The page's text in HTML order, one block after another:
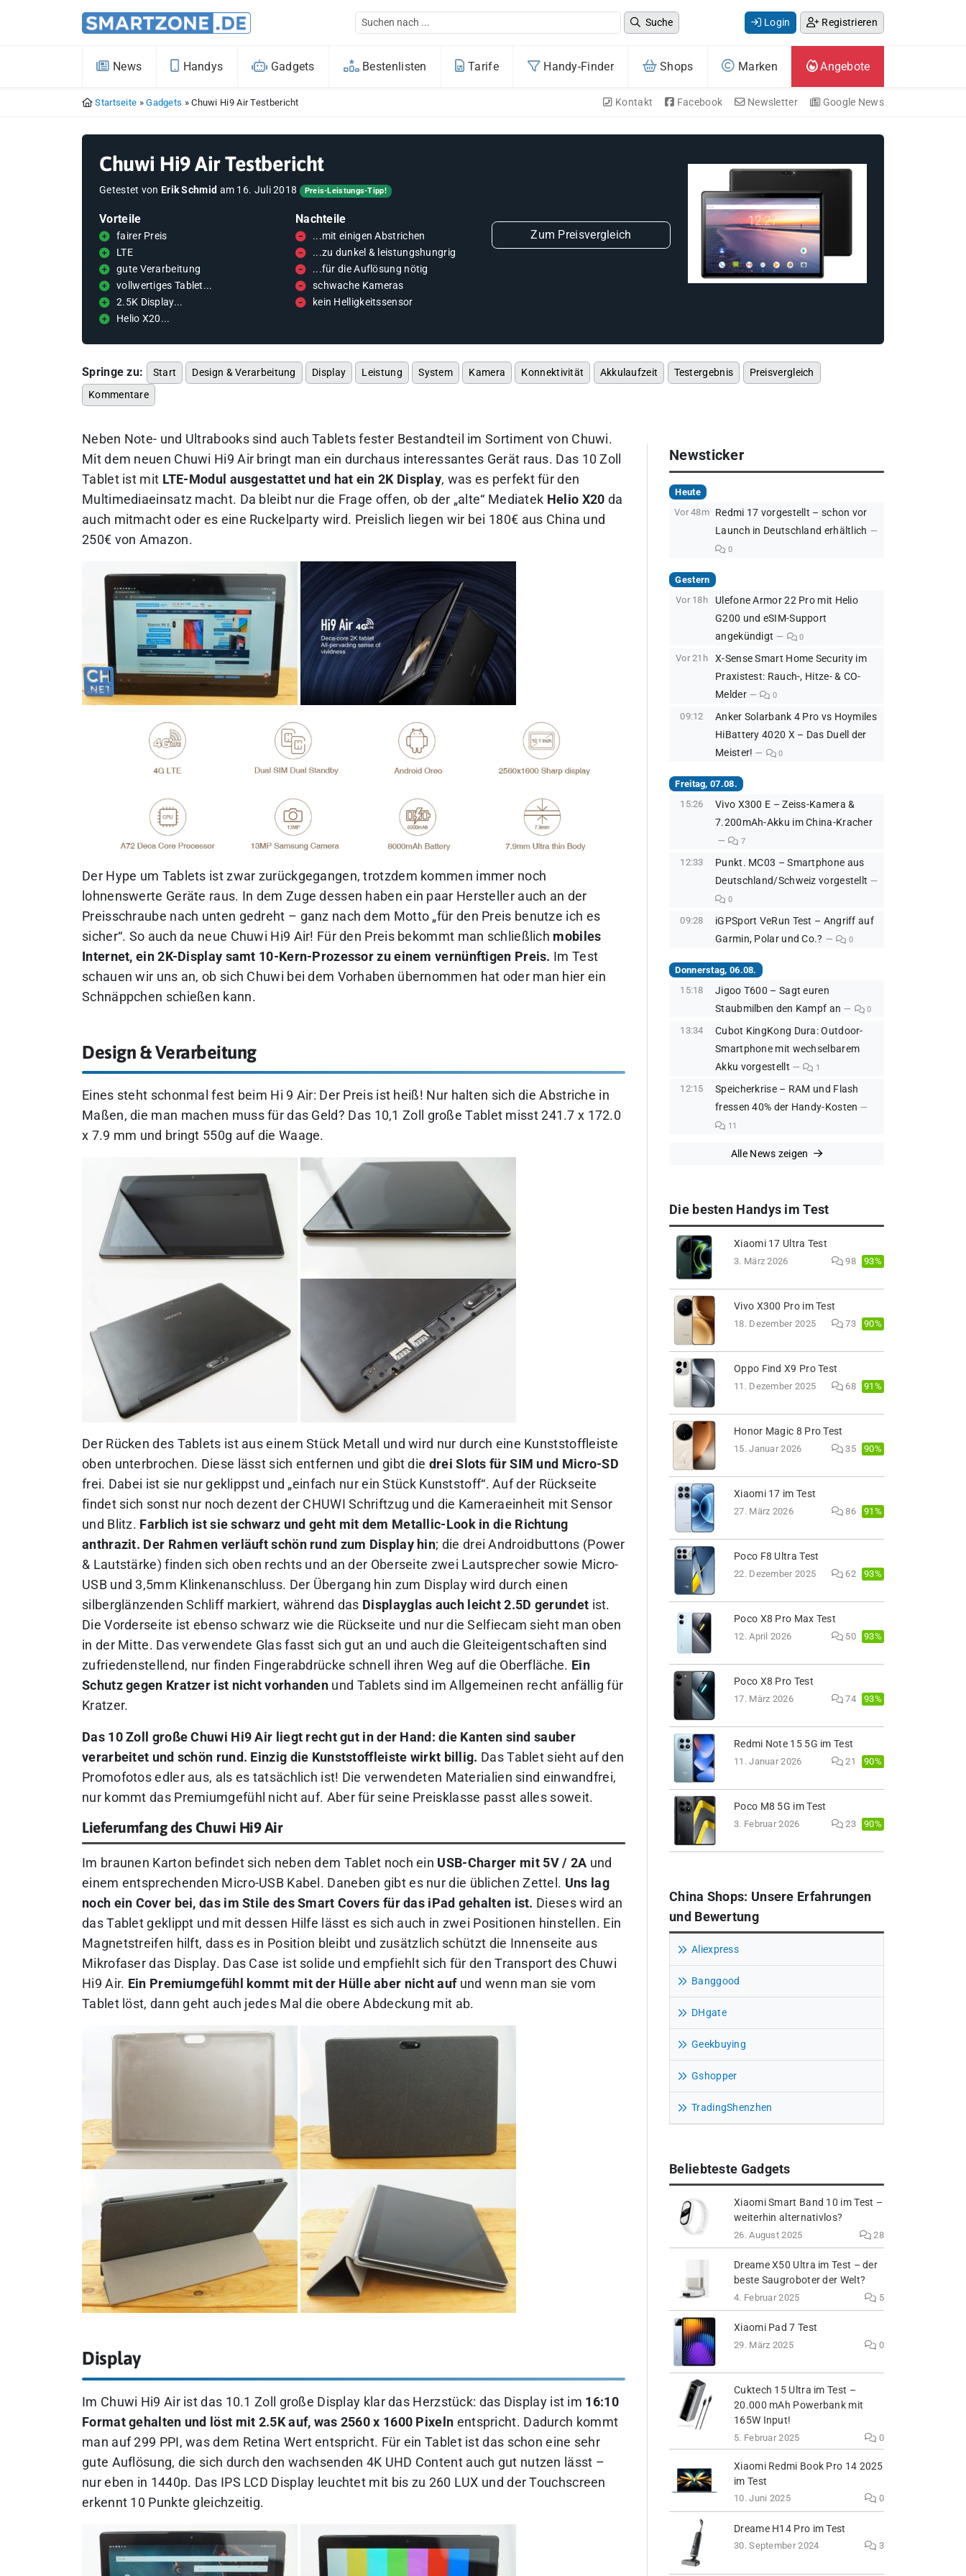
Suche Login Registrieren
News Handys Gadgets Bestenlisten Tarife Handy-Finder Shops Marken Angebote
Startseite »Gadgets »Chuwi Hi9 Air Testbericht Kontakt Facebook Newsletter Google News
Chuwi Hi9 Air Testbericht
Getestet von Erik Schmid am 16. Juli 2018 Preis-Leistungs-Tipp!
Vorteile
fairer Preis
LTE
gute Verarbeitung
vollwertiges Tablet...
2.5K Display...
Helio X20...
Nachteile
...mit einigen Abstrichen
...zu dunkel & leistungshungrig
...für die Auflösung nötig
schwache Kameras
kein Helligkeitssensor
Zum Preisvergleich
Springe zu: Start Design & Verarbeitung Display Leistung System Kamera Konnektivität Akkulaufzeit Testergebnis
Preisvergleich
Kommentare
Neben Note- und Ultrabooks sind auch Tablets fester Bestandteil im Sortiment von Chuwi.
Mit dem neuen Chuwi Hi9 Air bringt man ein durchaus interessantes Gerät raus. Das 10 Zoll
Tablet ist mit LTE-Modul ausgestattet und hat ein 2K Display, was es perfekt für den
Multimediaeinsatz macht. Da bleibt nur die Frage offen, ob der „alte“ Mediatek Helio X20 da
auch mitmacht oder es eine Ruckelparty wird. Preislich liegen wir bei 180€ aus China und
250€ von Amazon.
Der Hype um Tablets ist zwar zurückgegangen, trotzdem kommen immer noch
lohnenswerte Geräte raus. In dem Zuge dessen haben ein paar Hersteller auch an der
Preisschraube nach unten gedreht – ganz nach dem Motto „für den Preis benutze ich es
sicher“. So auch da neue Chuwi Hi9 Air! Für den Preis bekommt man schließlich mobiles
Internet, ein 2K-Display samt 10-Kern-Prozessor zu einem vernünftigen Preis. Im Test
schauen wir uns an, ob sich Chuwi bei dem Vorhaben übernommen hat oder man hier ein
Schnäppchen schießen kann.
Design & Verarbeitung
Eines steht schonmal fest beim Hi 9 Air: Der Preis ist heiß! Nur halten sich die Abstriche in
Maßen, die man machen muss für das Geld? Das 10,1 Zoll große Tablet misst 241.7 x 172.0
x 7.9 mm und bringt 550g auf die Waage.
Der Rücken des Tablets ist aus einem Stück Metall und wird nur durch eine Kunststoffleiste
oben unterbrochen. Diese lässt sich entfernen und gibt die drei Slots für SIM und Micro-SD
frei. Dabei ist sie nur geklippst und „einfach nur ein Stück Kunststoff“. Auf der Rückseite
findet sich sonst nur noch dezent der CHUWI Schriftzug und die Kameraeinheit mit Sensor
und Blitz. Farblich ist sie schwarz und geht mit dem Metallic-Look in die Richtung
anthrazit. Der Rahmen verläuft schön rund zum Display hin; die drei Androidbuttons (Power
& Lautstärke) finden sich oben rechts und an der Oberseite zwei Lautsprecher sowie Micro-
USB und 3,5mm Klinkenanschluss. Der Übergang hin zum Display wird durch einen
silberglänzenden Schliff markiert, während das Displayglas auch leicht 2.5D gerundet ist.
Die Vorderseite ist ebenso schwarz wie die Rückseite und nur die Selfiecam sieht man oben
in der Mitte. Das verwendete Glas fasst sich gut an und auch die Gleiteigentschaften sind
zufriedenstellend, nur finden Fingerabdrücke schnell ihren Weg auf die Oberfläche. Ein
Schutz gegen Kratzer ist nicht vorhanden und Tablets sind im Allgemeinen recht anfällig für
Kratzer.
Das 10 Zoll große Chuwi Hi9 Air liegt recht gut in der Hand: die Kanten sind sauber
verarbeitet und schön rund. Einzig die Kunststoffleiste wirkt billig. Das Tablet sieht auf den
Promofotos edler aus, als es tatsächlich ist! Die verwendeten Materialien sind einwandfrei,
nur kommt das Premiumgefühl nicht auf. Aber für seine Preisklasse passt alles soweit.
Lieferumfang des Chuwi Hi9 Air
Im braunen Karton befindet sich neben dem Tablet noch ein USB-Charger mit 5V / 2A und
einem entsprechenden Micro-USB Kabel. Daneben gibt es nur die üblichen Zettel. Uns lag
noch ein Cover bei, das im Stile des Smart Covers für das iPad gehalten ist. Dieses wird an
das Tablet geklippt und mit dessen Hilfe lässt es sich auch in zwei Positionen hinstellen. Ein
Magnetstreifen hilft, dass es in Position bleibt und zusätzlich schützt die Innenseite aus
Mikrofaser das Display. Das Case ist solide und empfiehlt sich für den Transport des Chuwi
Hi9 Air. Ein Premiumgefühl kommt mit der Hülle aber nicht aufund wenn man sie vom
Tablet löst, dann geht auch jedes Mal die obere Abdeckung mit ab.
Display
Im Chuwi Hi9 Air ist das 10.1 Zoll große Display klar das Herzstück: das Display ist im 16:10
Format gehalten und löst mit 2.5K auf, was 2560 x 1600 Pixeln entspricht. Dadurch kommt
man auf 299 PPI, was dem Retina Wert entspricht. Für ein Tablet ist das schon eine sehr
gute Auflösung, die sich durch den wachsenden 4K UHD Content auch gut nutzen lässt –
nur eben in 1440p. Das IPS LCD Display leuchtet mit bis zu 260 LUX und der Touchscreen
erkennt 10 Punkte gleichzeitig.
Newsticker
Heute
Vor 48m Redmi 17 vorgestellt – schon vor
Launch in Deutschland erhältlich
0
Gestern
Vor 18h
Ulefone Armor 22 Pro mit Helio
G200 und eSIM-Support
angekündigt
0
Vor 21h
X-Sense Smart Home Security im
Praxistest: Rauch-, Hitze- & CO-
Melder
0
09:12
Anker Solarbank 4 Pro vs Hoymiles
HiBattery 4020 X – Das Duell der
Meister!
0
Freitag, 07.08.
15:26
Vivo X300 E – Zeiss-Kamera &
7.200mAh-Akku im China-Kracher
7
12:33
Punkt. MC03 – Smartphone aus
Deutschland/Schweiz vorgestellt
0
09:28
iGPSport VeRun Test – Angriff auf
Garmin, Polar und Co.?
0
Donnerstag, 06.08.
15:18
Jigoo T600 – Sagt euren
Staubmilben den Kampf an
0
13:34
Cubot KingKong Dura: Outdoor-
Smartphone mit wechselbarem
Akku vorgestellt
1
12:15
Speicherkrise – RAM und Flash
fressen 40% der Handy-Kosten
11
Alle News zeigen
Die besten Handys im Test
Xiaomi 17 Ultra Test
3. März 2026 98 93%
Vivo X300 Pro im Test
18. Dezember 2025 73 90%
Oppo Find X9 Pro Test
11. Dezember 2025 68 91%
Honor Magic 8 Pro Test
15. Januar 2026 35 90%
Xiaomi 17 im Test
27. März 2026 86 91%
Poco F8 Ultra Test
22. Dezember 2025 62 93%
Poco X8 Pro Max Test
12. April 2026 50 93%
Poco X8 Pro Test
17. März 2026 74 93%
Redmi Note 15 5G im Test
11. Januar 2026 21 90%
Poco M8 5G im Test
3. Februar 2026 23 90%
China Shops: Unsere Erfahrungen
und Bewertung
Aliexpress
Banggood
DHgate
Geekbuying
Gshopper
TradingShenzhen
Beliebteste Gadgets
Xiaomi Smart Band 10 im Test –
weiterhin alternativlos?
26. August 2025 28
Dreame X50 Ultra im Test – der
beste Saugroboter der Welt?
4. Februar 2025 5
Xiaomi Pad 7 Test
29. März 2025 0
Cuktech 15 Ultra im Test –
20.000 mAh Powerbank mit
165W Input!
5. Februar 2025 0
Xiaomi Redmi Book Pro 14 2025
im Test
10. Juni 2025 0
Dreame H14 Pro im Test
30. September 2024 3